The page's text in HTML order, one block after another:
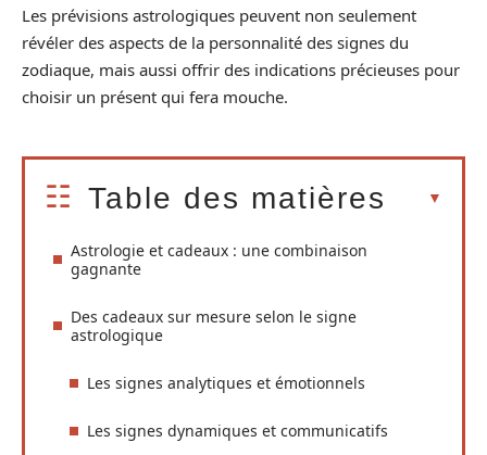
Les prévisions astrologiques peuvent non seulement
révéler des aspects de la personnalité des signes du
zodiaque, mais aussi offrir des indications précieuses pour
choisir un présent qui fera mouche.
Table des matières
Astrologie et cadeaux : une combinaison
gagnante
Des cadeaux sur mesure selon le signe
astrologique
Les signes analytiques et émotionnels
Les signes dynamiques et communicatifs